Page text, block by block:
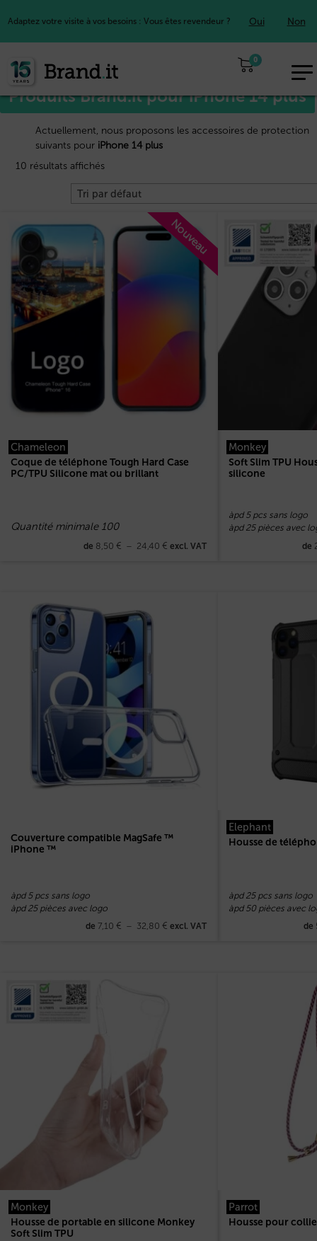
Adaptez votre visite à vos besoins : Vous êtes revendeur ? Oui Non
0
FR
Accueil
Produits Brand.it pour iPhone 14 plus
Actuellement, nous proposons les accessoires de protection
suivants pour iPhone 14 plus
10 résultats affichés
Nouveau
Chameleon
Coque de téléphone Tough Hard Case
PC/TPU Silicone mat ou brillant
Quantité minimale 100
de 8,50 € – 24,40 € excl. VAT
Monkey
Soft Slim TPU
silicone
àpd 5 pcs sans logo
àpd 25 pièces avec
de
Couverture compatible MagSafe ™
iPhone ™
àpd 5 pcs sans logo
àpd 25 pièces avec logo
de7,10 € – 32,80 € excl. VAT
Elephant
Housse de
àpd 25 pcs sans logo
àpd 50 pièces avec
de
Monkey
Housse de portable en silicone Monkey
Soft Slim TPU
Parrot
Housse pour